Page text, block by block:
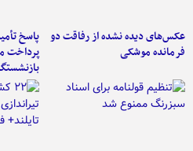
عکس‌های دیده نشده از رفاقت دو
فرمانده‌ موشکی
پاسخ
پرداخت